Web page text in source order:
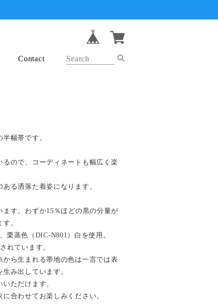
Contact
幅帯です。
ので、コーディネートも幅広く楽
る洒落た着姿になります。
す。わずか15％ほどの黒の分量が
。
栗蒸色（DIC-N801）白を使用。
れています。
ら生まれる帯地の色は一言では表
み出しています。
ただけます。
合わせてお楽しみください。